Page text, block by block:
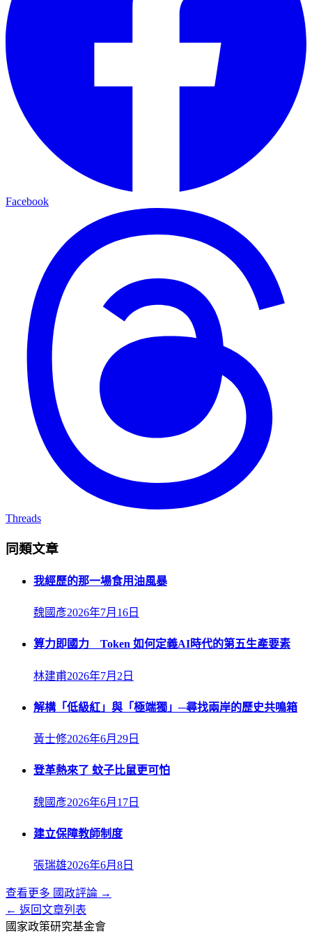
Facebook
Threads
同類文章
我經歷的那一場食用油風暴
魏國彥2026年7月16日
算力即國力 Token 如何定義AI時代的第五生產要素
林建甫2026年7月2日
解構「低級紅」與「極端獨」─尋找兩岸的歷史共鳴箱
黃士修2026年6月29日
登革熱來了 蚊子比鼠更可怕
魏國彥2026年6月17日
建立保障教師制度
張瑞雄2026年6月8日
查看更多 國政評論 →
← 返回文章列表
國家政策研究基金會